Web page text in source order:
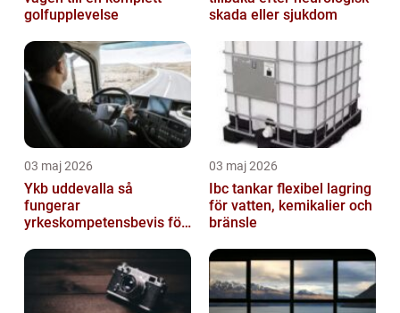
golfupplevelse
skada eller sjukdom
03 maj 2026
Ykb uddevalla så
fungerar
yrkeskompetensbevis för
03 maj 2026
Ibc tankar flexibel lagring
för vatten, kemikalier och
bränsle